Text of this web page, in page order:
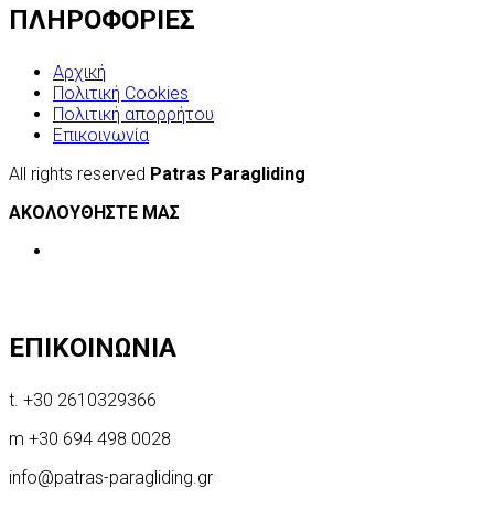
ΠΛΗΡΟΦΟΡΙΕΣ
Αρχική
Πολιτική Cookies
Πολιτική απορρήτου
Επικοινωνία
All rights reserved Patras Paragliding
ΑΚΟΛΟΥΘΗΣΤΕ ΜΑΣ
ΕΠΙΚΟΙΝΩΝΙΑ
t. +30 2610329366
m +30 694 498 0028
info@patras-paragliding.gr